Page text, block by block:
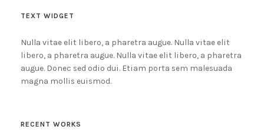
TEXT WIDGET
Nulla vitae elit libero, a pharetra augue. Nulla vitae elit
libero, a pharetra augue. Nulla vitae elit libero, a pharetra
augue. Donec sed odio dui. Etiam porta sem malesuada
magna mollis euismod.
RECENT WORKS